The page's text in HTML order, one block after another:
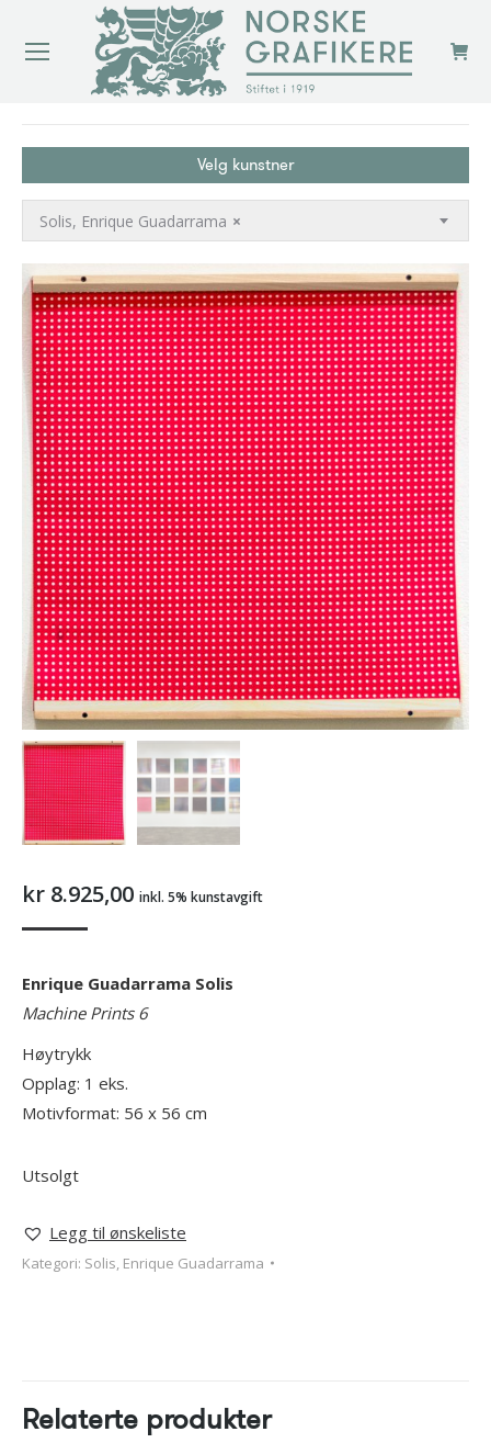
Velg kunstner
×
Solis, Enrique Guadarrama
kr 8.925,00 inkl. 5% kunstavgift
Enrique Guadarrama Solis
Machine Prints 6
Høytrykk
Opplag: 1 eks.
Motivformat: 56 x 56 cm
Utsolgt
Legg til ønskeliste
Kategori: Solis, Enrique Guadarrama
Relaterte produkter